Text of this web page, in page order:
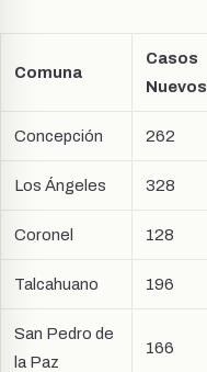
Comuna
Casos
Nuevos
Concepción 262
Los Ángeles 328
Coronel 128
Talcahuano 196
San Pedro de
la Paz
166